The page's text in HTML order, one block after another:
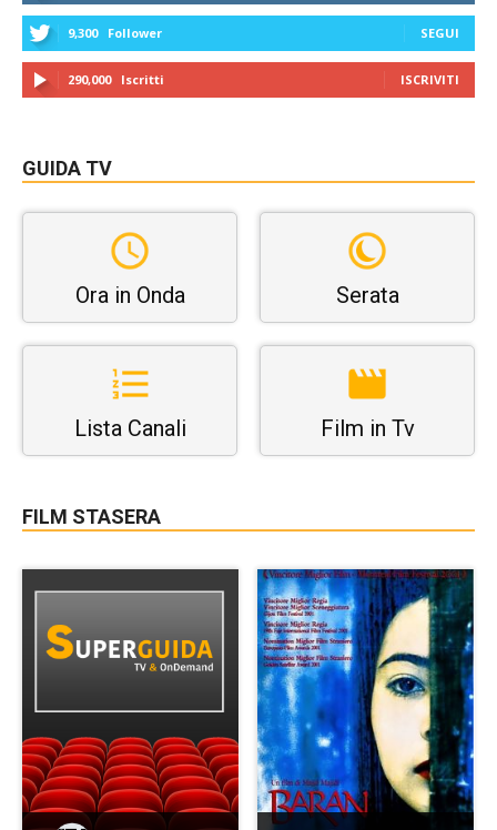
9,300 Follower SEGUI
290,000 Iscritti ISCRIVITI
GUIDA TV
Ora in Onda Serata
Lista Canali Film in Tv
FILM STASERA